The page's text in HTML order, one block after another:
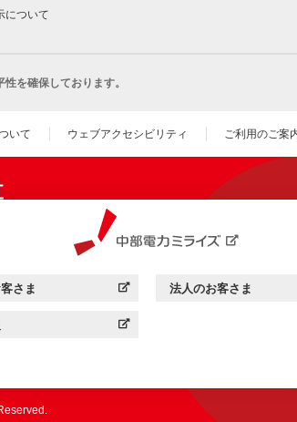
について
を確保しております。
いて ウェブアクセシビリティ ご利用のご案
ライズ：
さま
ィンドウを開きます） 中部電力ミライズ：
法人のお客さま
（新しいウィンドウを
ライズ：
ィンドウを開きます）